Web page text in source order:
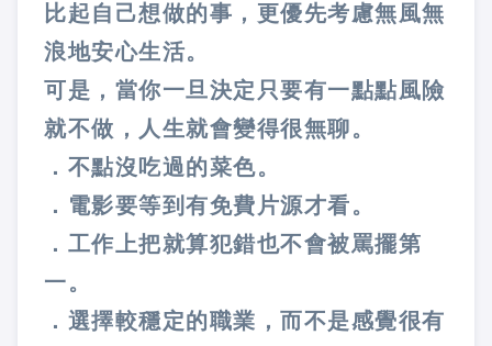
比起自己想做的事，更優先考慮無風無
浪地安心生活。
可是，當你一旦決定只要有一點點風險
就不做，人生就會變得很無聊。
．不點沒吃過的菜色。
．電影要等到有免費片源才看。
．工作上把就算犯錯也不會被罵擺第
一。
．選擇較穩定的職業，而不是感覺很有